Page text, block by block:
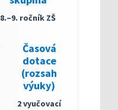
8.–9. ročník ZŠ
Časová
dotace
(rozsah
výuky)
2 vyučovací